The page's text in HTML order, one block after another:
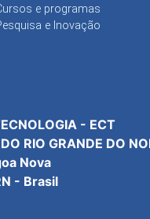
e programas
e Inovação
- ECT
RIO GRANDE DO
Nova
- Brasil